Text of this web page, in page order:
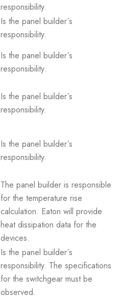
responsibility.
Is the panel builder´s
responsibility.
Is the panel builder´s
responsibility.
Is the panel builder´s
responsibility.
Is the panel builder´s
responsibility.
The panel builder is responsible
for the temperature rise
calculation. Eaton will provide
heat dissipation data for the
devices.
Is the panel builder´s
responsibility. The specifications
for the switchgear must be
observed.